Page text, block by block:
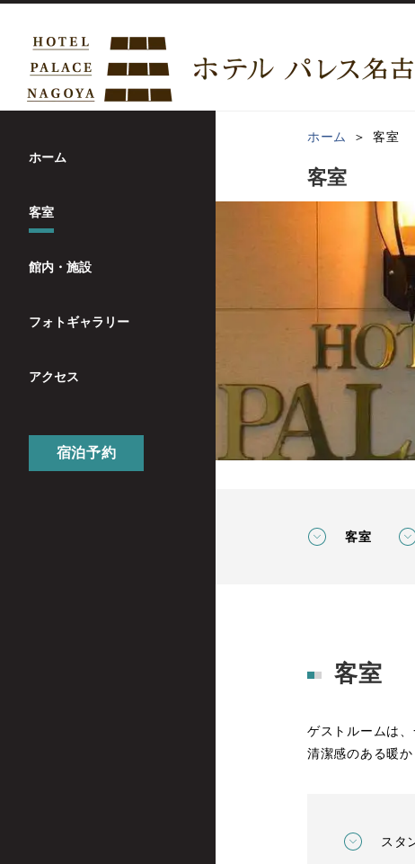
ホーム
客室
館内・施設
フォトギャラリー
アクセス
宿泊予約
ホーム 客室
客室
客室
客室
ゲストルームは
清潔感のある暖
スタ